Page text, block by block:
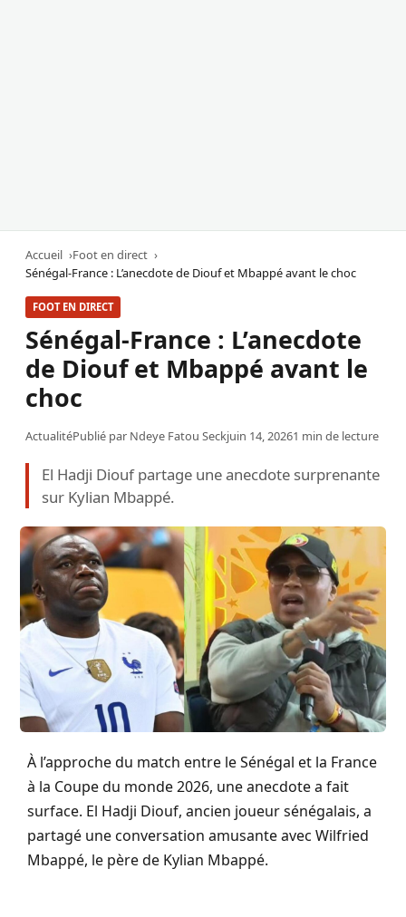
Accueil
Foot en direct
Sénégal-France : L’anecdote de Diouf et Mbappé avant le choc
FOOT EN DIRECT
Sénégal-France : L’anecdote
de Diouf et Mbappé avant le
choc
ActualitéPublié par Ndeye Fatou Seckjuin 14, 20261 min de lecture
El Hadji Diouf partage une anecdote surprenante
sur Kylian Mbappé.
À l’approche du match entre le Sénégal et la France
à la Coupe du monde 2026, une anecdote a fait
surface. El Hadji Diouf, ancien joueur sénégalais, a
partagé une conversation amusante avec Wilfried
Mbappé, le père de Kylian Mbappé.